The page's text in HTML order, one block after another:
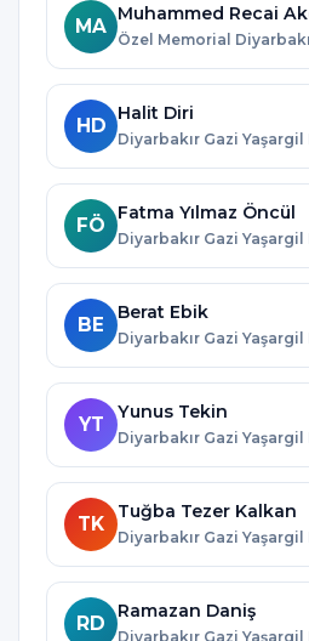
MA
Muhammed Recai
HD
Halit Diri
FÖ
Fatma Yılmaz Öncül
BE
Berat Ebik
YT
Yunus Tekin
TK
Tuğba Tezer Kalkan
RD
Ramazan Daniş